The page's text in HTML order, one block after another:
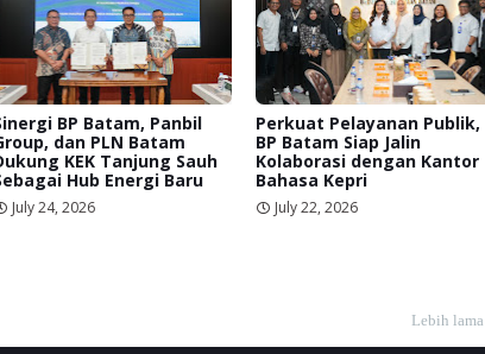
BP Batam, Panbil
dan PLN Batam
KEK Tanjung Sauh
Hub Energi Baru
July 24, 2026
Perkuat Pelayanan Publik,
BP Batam Siap Jalin
Kolaborasi dengan Kantor
Bahasa Kepri
July 22, 2026
Lebih lama